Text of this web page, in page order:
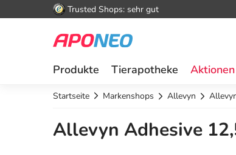
Trusted Shops: sehr gut
Produkte Tierapotheke Aktionen
Startseite Markenshops Allevyn
Allevyn Adhesive